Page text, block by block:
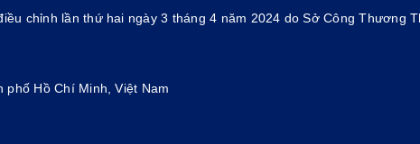
chỉnh lần thứ hai ngày 3 tháng 4 năm 2024 do Sở Công Thương
Hồ Chí Minh, Việt Nam